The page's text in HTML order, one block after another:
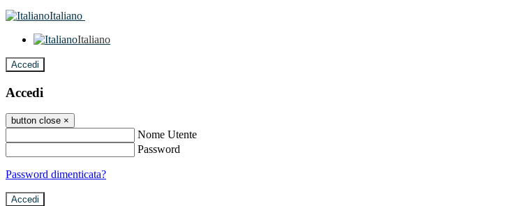
Italiano
Italiano
Accedi
Accedi
button close ×
Nome Utente
Password
Password dimenticata?